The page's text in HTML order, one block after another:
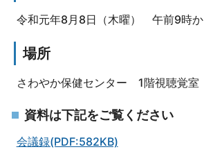
令和元年8月8日（木曜） 午前9時
場所
さわやか保健センター 1階視聴覚室
資料は下記をご覧ください
会議録(PDF:582KB)